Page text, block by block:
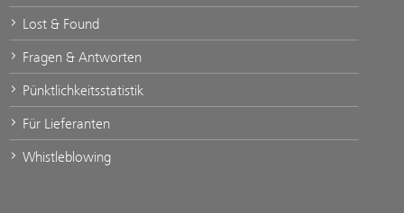
Lost & Found
Fragen & Antworten
Pünktlichkeitsstatistik
Für Lieferanten
Whistleblowing